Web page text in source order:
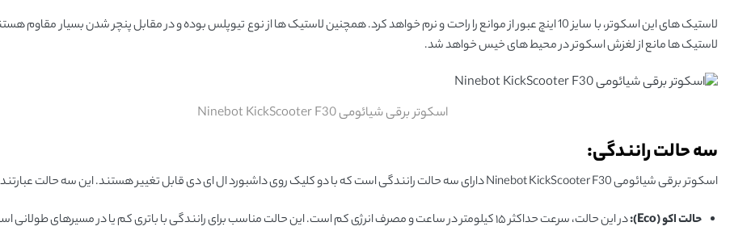
لاستیک های این اسکوتر، با سایز 10 اینچ عبور از موانع را راحت و نرم خواهد کرد. همچنین لاستیک ها از نوع تیوپلس بوده و در مقابل پنچر شدن بسیار
لاستیک ها مانع از لغزش اسکوتر در محیط های خیس خواهد شد.
اسکوتر برقی شیائومی Ninebot KickScooter F30
سه حالت رانندگی:
اسکوتر برقی شیائومی Ninebot KickScooter F30 دارای سه حالت رانندگی است که با دو کلیک روی داشبورد ال ‌ای‌ دی قابل تغییر هستند. این سه حالت عبارتند از:
حالت اکو (Eco):
در این حالت، سرعت حداکثر ۱۵ کیلومتر در ساعت و مصرف انرژی کم است. این حالت مناسب برای رانندگی با باتری کم یا در مسیرهای طولانی است.